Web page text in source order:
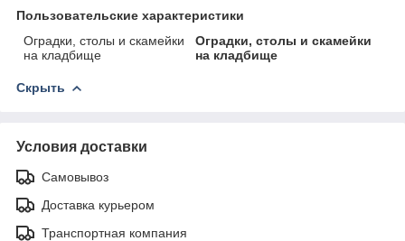
Пользовательские характеристики
Оградки, столы и скамейки
на кладбище
Оградки, столы и скамейки
на кладбище
Скрыть
Условия доставки
Самовывоз
Доставка курьером
Транспортная компания